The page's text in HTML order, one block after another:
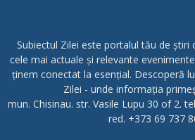
Subiectul Zilei este portalul tău de știri
cele mai actuale și relevante
ținem conectat la esențial. Descoperă
Zilei - unde informația
mun. Chisinau. str. Vasile Lupu 30 of 2.
red. +373 69 737